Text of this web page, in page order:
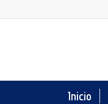
Inicio